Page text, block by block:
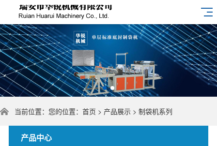
当前位置：您的位置： 首页 > 产品展示 > 制袋机系列
产品中心